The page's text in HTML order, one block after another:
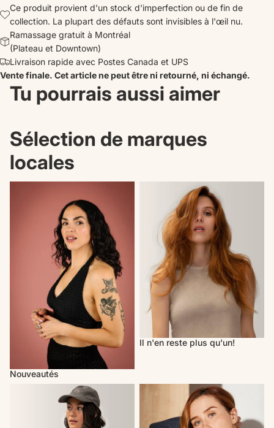
Ce produit provient d'un stock d'imperfection ou de fin de
collection. La plupart des défauts sont invisibles à l'œil nu.
Ramassage gratuit à Montréal
(Plateau et Downtown)
Livraison rapide avec Postes Canada et UPS
Vente finale. Cet article ne peut être ni retourné, ni échangé.
Tu pourrais aussi aimer
Sélection de marques
locales
Nouveautés
Il n'en reste plus qu'un!
Il n'en reste plus qu'un!
Cherry Bobin